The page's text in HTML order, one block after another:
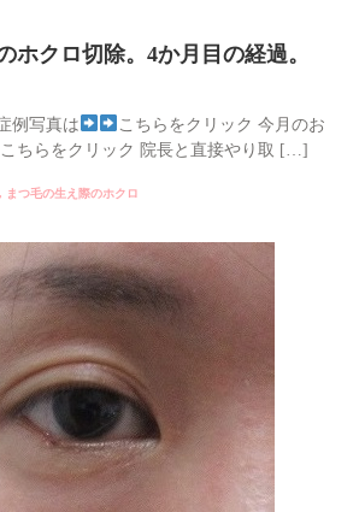
ホクロ切除。4か月目の経過。
例写真は
こちらをクリック 今月のお
こちらをクリック 院長と直接やり取 […]
, まつ毛の生え際のホクロ